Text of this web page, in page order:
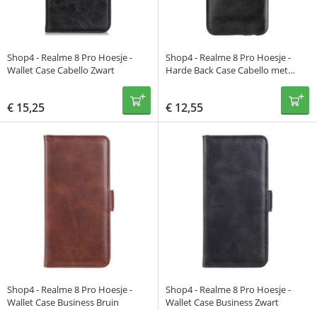
Shop4 - Realme 8 Pro Hoesje -
Wallet Case Cabello Zwart
€ 15,25
Shop4 - Realme 8 Pro Hoesje -
Harde Back Case Cabello met
€ 12,55
Shop4 - Realme 8 Pro Hoesje -
Wallet Case Business Bruin
Shop4 - Realme 8 Pro Hoesje -
Wallet Case Business Zwart